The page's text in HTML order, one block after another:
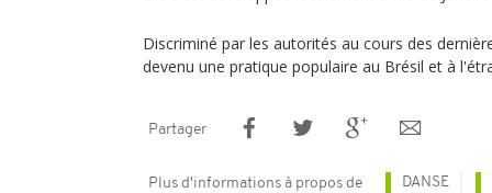
Discriminé par les autorités au cours des
devenu une pratique populaire au Brésil et à
Partager
Plus d'informations à propos de DANSE